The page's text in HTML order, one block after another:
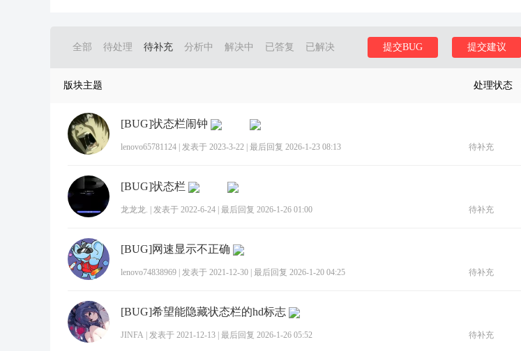
全部 待处理 待补充 分析中 解决中 已答复 已解决 提交建议
提交BUG
版块主题 处理状态
[BUG]状态栏闹钟
lenovo65781124 发表于 2023-3-22 最后回复 2026-1-23 08:13 待补充
[BUG]状态栏
龙龙龙. 发表于 2022-6-24 最后回复 2026-1-26 01:00 待补充
[BUG]网速显示不正确
lenovo74838969 发表于 2021-12-30 最后回复 2026-1-20 04:25 待补充
[BUG]希望能隐藏状态栏的hd标志
JINFA 发表于 2021-12-13 最后回复 2026-1-26 05:52 待补充